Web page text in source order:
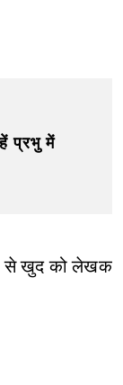
प्रभु में
से खुद को लेखक